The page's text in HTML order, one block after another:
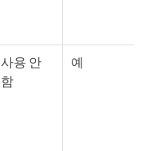
사용 안
함
예